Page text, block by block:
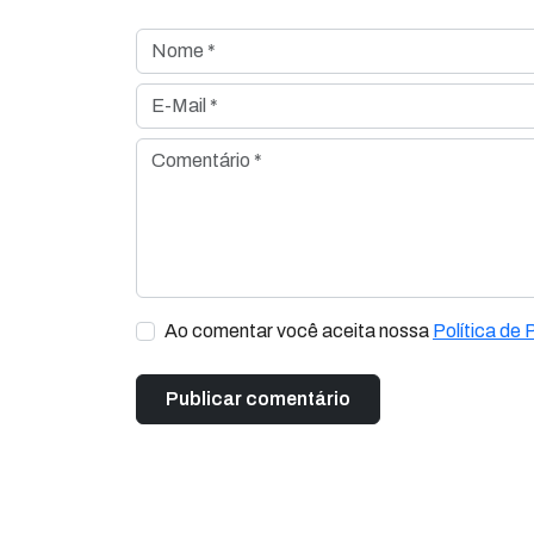
Nome *
E-Mail *
Comentário *
Ao comentar você aceita nossa Política de